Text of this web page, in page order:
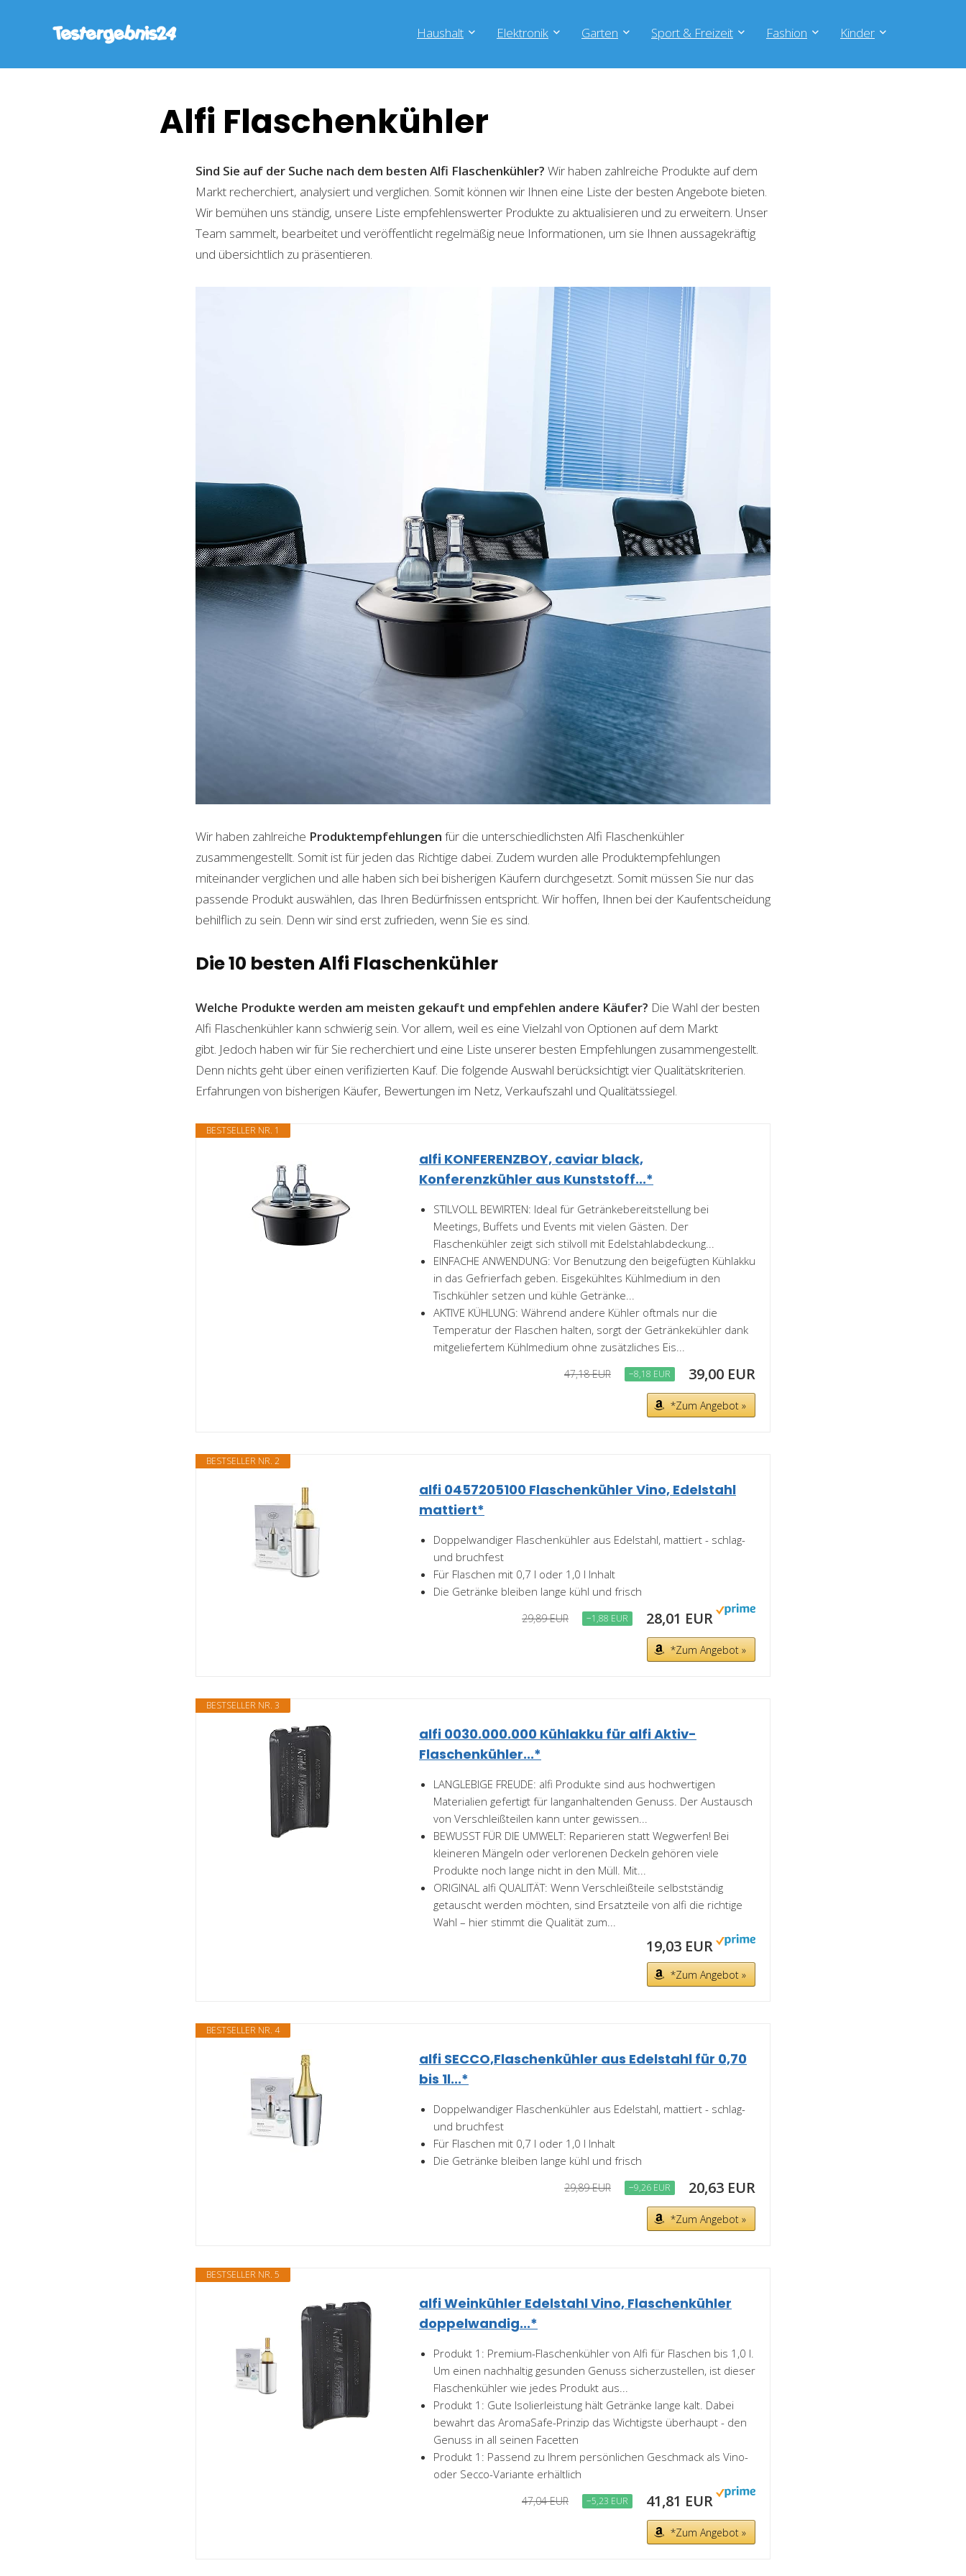
Haushalt Elektronik Garten Sport & Freizeit Fashion Kinder
Alfi Flaschenkühler
Sind Sie auf der Suche nach dem besten Alfi Flaschenkühler? Wir haben zahlreiche Produkte auf dem
Markt recherchiert, analysiert und verglichen. Somit können wir Ihnen eine Liste der besten Angebote bieten.
Wir bemühen uns ständig, unsere Liste empfehlenswerter Produkte zu aktualisieren und zu erweitern. Unser
Team sammelt, bearbeitet und veröffentlicht regelmäßig neue Informationen, um sie Ihnen aussagekräftig
und übersichtlich zu präsentieren.
Wir haben zahlreiche Produktempfehlungen für die unterschiedlichsten Alfi Flaschenkühler
zusammengestellt. Somit ist für jeden das Richtige dabei. Zudem wurden alle Produktempfehlungen
miteinander verglichen und alle haben sich bei bisherigen Käufern durchgesetzt. Somit müssen Sie nur das
passende Produkt auswählen, das Ihren Bedürfnissen entspricht. Wir hoffen, Ihnen bei der Kaufentscheidung
behilflich zu sein. Denn wir sind erst zufrieden, wenn Sie es sind.
Die 10 besten Alfi Flaschenkühler
Welche Produkte werden am meisten gekauft und empfehlen andere Käufer? Die Wahl der besten
Alfi Flaschenkühler kann schwierig sein. Vor allem, weil es eine Vielzahl von Optionen auf dem Markt
gibt. Jedoch haben wir für Sie recherchiert und eine Liste unserer besten Empfehlungen zusammengestellt.
Denn nichts geht über einen verifizierten Kauf. Die folgende Auswahl berücksichtigt vier Qualitätskriterien.
Erfahrungen von bisherigen Käufer, Bewertungen im Netz, Verkaufszahl und Qualitätssiegel.
BESTSELLER NR. 1
alfi KONFERENZBOY, caviar black,
Konferenzkühler aus Kunststoff...*
STILVOLL BEWIRTEN: Ideal für Getränkebereitstellung bei
Meetings, Buffets und Events mit vielen Gästen. Der
Flaschenkühler zeigt sich stilvoll mit Edelstahlabdeckung...
EINFACHE ANWENDUNG: Vor Benutzung den beigefügten Kühlakku
in das Gefrierfach geben. Eisgekühltes Kühlmedium in den
Tischkühler setzen und kühle Getränke...
AKTIVE KÜHLUNG: Während andere Kühler oftmals nur die
Temperatur der Flaschen halten, sorgt der Getränkekühler dank
mitgeliefertem Kühlmedium ohne zusätzliches Eis...
47,18 EUR −8,18 EUR 39,00 EUR
*Zum Angebot »
BESTSELLER NR. 2
alfi 0457205100 Flaschenkühler Vino, Edelstahl
mattiert*
Doppelwandiger Flaschenkühler aus Edelstahl, mattiert - schlag-
und bruchfest
Für Flaschen mit 0,7 l oder 1,0 l Inhalt
Die Getränke bleiben lange kühl und frisch
29,89 EUR −1,88 EUR 28,01 EUR
*Zum Angebot »
BESTSELLER NR. 3
alfi 0030.000.000 Kühlakku für alfi Aktiv-
Flaschenkühler...*
LANGLEBIGE FREUDE: alfi Produkte sind aus hochwertigen
Materialien gefertigt für langanhaltenden Genuss. Der Austausch
von Verschleißteilen kann unter gewissen...
BEWUSST FÜR DIE UMWELT: Reparieren statt Wegwerfen! Bei
kleineren Mängeln oder verlorenen Deckeln gehören viele
Produkte noch lange nicht in den Müll. Mit...
ORIGINAL alfi QUALITÄT: Wenn Verschleißteile selbstständig
getauscht werden möchten, sind Ersatzteile von alfi die richtige
Wahl – hier stimmt die Qualität zum...
19,03 EUR
*Zum Angebot »
BESTSELLER NR. 4
alfi SECCO,Flaschenkühler aus Edelstahl für 0,70
bis 1l...*
Doppelwandiger Flaschenkühler aus Edelstahl, mattiert - schlag-
und bruchfest
Für Flaschen mit 0,7 l oder 1,0 l Inhalt
Die Getränke bleiben lange kühl und frisch
29,89 EUR −9,26 EUR 20,63 EUR
*Zum Angebot »
BESTSELLER NR. 5
alfi Weinkühler Edelstahl Vino, Flaschenkühler
doppelwandig...*
Produkt 1: Premium-Flaschenkühler von Alfi für Flaschen bis 1,0 l.
Um einen nachhaltig gesunden Genuss sicherzustellen, ist dieser
Flaschenkühler wie jedes Produkt aus...
Produkt 1: Gute Isolierleistung hält Getränke lange kalt. Dabei
bewahrt das AromaSafe-Prinzip das Wichtigste überhaupt - den
Genuss in all seinen Facetten
Produkt 1: Passend zu Ihrem persönlichen Geschmack als Vino-
oder Secco-Variante erhältlich
47,04 EUR −5,23 EUR 41,81 EUR
*Zum Angebot »